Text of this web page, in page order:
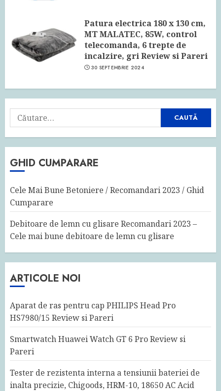
Patura electrica 180 x 130 cm,
MT MALATEC, 85W, control
telecomanda, 6 trepte de
incalzire, gri Review si Pareri
30 SEPTEMBRIE 2024
Caută
după:
GHID CUMPARARE
Cele Mai Bune Betoniere / Recomandari 2023 / Ghid
Cumparare
Debitoare de lemn cu glisare Recomandari 2023 –
Cele mai bune debitoare de lemn cu glisare
ARTICOLE NOI
Aparat de ras pentru cap PHILIPS Head Pro
HS7980/15 Review si Pareri
Smartwatch Huawei Watch GT 6 Pro Review si
Pareri
Tester de rezistenta interna a tensiunii bateriei de
inalta precizie, Chigoods, HRM-10, 18650 AC Acid